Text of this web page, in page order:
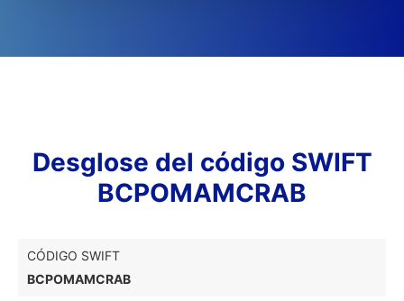
Desglose del código SWIFT
BCPOMAMCRAB
CÓDIGO SWIFT
BCPOMAMCRAB